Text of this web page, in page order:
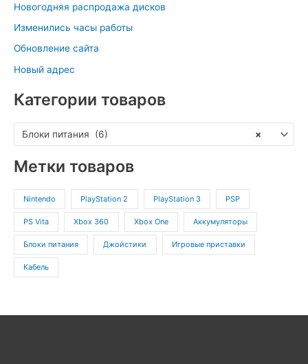
Новогодняя распродажа дисков
Изменились часы работы
Обновление сайта
Новый адрес
Категории товаров
×
Блоки питания (6)
Метки товаров
Nintendo PlayStation 2 PlayStation 3 PSP
PS Vita Xbox 360 Xbox One Аккумуляторы
Блоки питания Джойстики Игровые приставки
Кабель